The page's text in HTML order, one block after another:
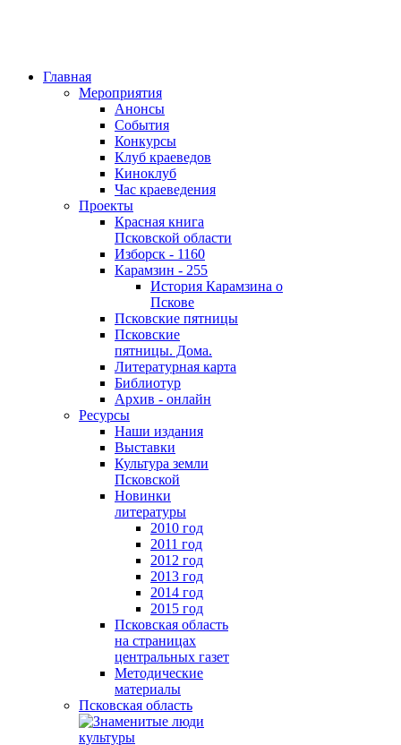
Главная
Мероприятия
Анонсы
События
Конкурсы
Клуб краеведов
Киноклуб
Час краеведения
Проекты
Красная книга
Псковской области
Изборск - 1160
Карамзин - 255
История Карамзина о
Пскове
Псковские пятницы
Псковские
пятницы. Дома.
Литературная карта
Библиотур
Архив - онлайн
Ресурсы
Наши издания
Выставки
Культура земли
Псковской
Новинки
литературы
2010 год
2011 год
2012 год
2013 год
2014 год
2015 год
Псковская область
на страницах
центральных газет
Методические
материалы
Псковская область